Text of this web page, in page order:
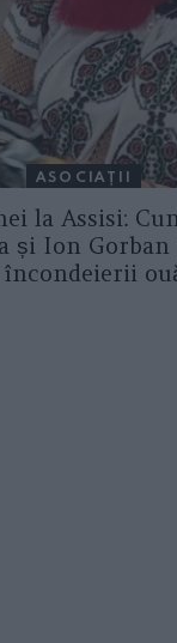
ASOCIAŢII
la Assisi:
și Ion